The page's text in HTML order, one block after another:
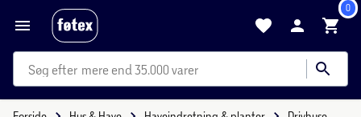
0
mere end 35.000 varer